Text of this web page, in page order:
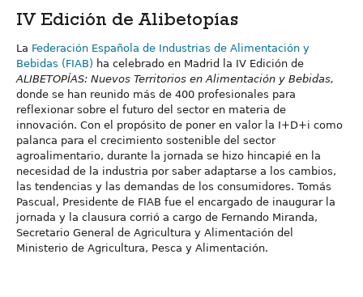
IV Edición de Alibetopías
La Federación Española de Industrias de Alimentación y
Bebidas (FIAB) ha celebrado en Madrid la IV Edición de
ALIBETOPÍAS: Nuevos Territorios en Alimentación y Bebidas,
donde se han reunido más de 400 profesionales para
reflexionar sobre el futuro del sector en materia de
innovación. Con el propósito de poner en valor la I+D+i como
palanca para el crecimiento sostenible del sector
agroalimentario, durante la jornada se hizo hincapié en la
necesidad de la industria por saber adaptarse a los cambios,
las tendencias y las demandas de los consumidores. Tomás
Pascual, Presidente de FIAB fue el encargado de inaugurar la
jornada y la clausura corrió a cargo de Fernando Miranda,
Secretario General de Agricultura y Alimentación del
Ministerio de Agricultura, Pesca y Alimentación.